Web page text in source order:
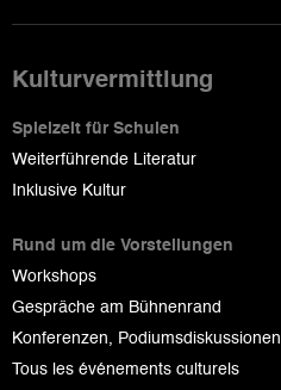
Kulturvermittlung
Spielzeit für Schulen
Weiterführende Literatur
Inklusive Kultur
Rund um die Vorstellungen
Workshops
Gespräche am Bühnenrand
Konferenzen, Podiumsdiskussionen
Tous les événements culturels